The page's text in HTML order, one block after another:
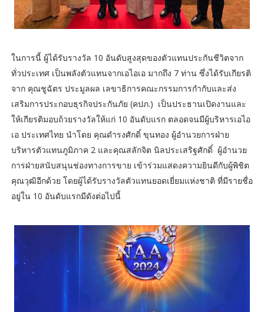
ในการนี้ ผู้ได้รับรางวัล 10 อันดับสูงสุดของตัวแทนประกันชีวิตจาก
ทั่วประเทศ เป็นพลังตัวแทนจากเอไอเอ มากถึง 7 ท่าน ซึ่งได้รับเกียรติ
จาก คุณชูฉัตร ประมูลผล เลขาธิการคณะกรรมการกำกับและส่ง
เสริมการประกอบธุรกิจประกันภัย (คปภ.) เป็นประธานเปิดงานและ
ให้เกียรติมอบถ้วยรางวัลให้แก่ 10 อันดับแรก ตลอดจนมีผู้บริหารเอไอ
เอ ประเทศไทย นำโดย คุณดำรงศักดิ์ ขุนทอง ผู้อำนวยการฝ่าย
บริหารตัวแทนภูมิภาค 2 และคุณสลักจิต นิลประเสริฐศักดิ์ ผู้อำนวย
การฝ่ายสนับสนุนช่องทางการขาย เข้าร่วมแสดงความยินดีกับผู้พิชิต
คุณวุฒิอีกด้วย โดยผู้ได้รับรางวัลตัวแทนยอดเยี่ยมแห่งชาติ ที่มีรายชื่อ
อยู่ใน 10 อันดับแรกมีดังต่อไปนี้